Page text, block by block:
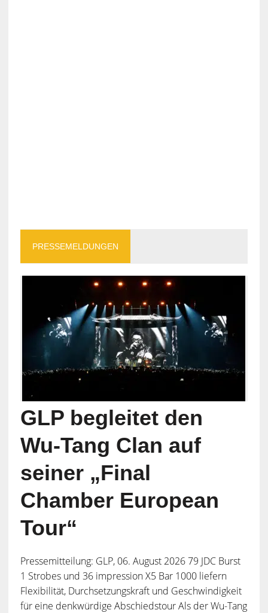
PRESSEMELDUNGEN
GLP begleitet den
Wu-Tang Clan auf
seiner „Final
Chamber European
Tour“
Pressemitteilung: GLP, 06. August 2026 79 JDC Burst
1 Strobes und 36 impression X5 Bar 1000 liefern
Flexibilität, Durchsetzungskraft und Geschwindigkeit
für eine denkwürdige Abschiedstour Als der Wu-Tang